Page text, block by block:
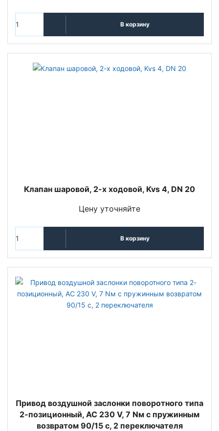
В корзину
Клапан шаровой, 2-х ходовой, Kvs 4, DN 20
Цену уточняйте
В корзину
Привод воздушной заслонки поворотного типа
2-позиционный, AC 230 V, 7 Nм с пружинным
возвратом 90/15 с, 2 переключателя